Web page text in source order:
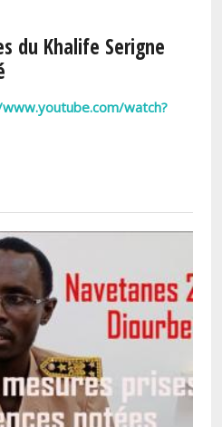
du Khalife Serigne
watch?